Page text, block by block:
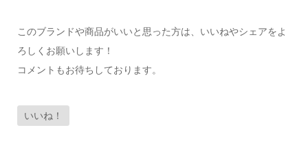
このブランドや商品がいいと思った方は、いいねやシェアをよ
ろしくお願いします！
コメントもお待ちしております。
いいね！